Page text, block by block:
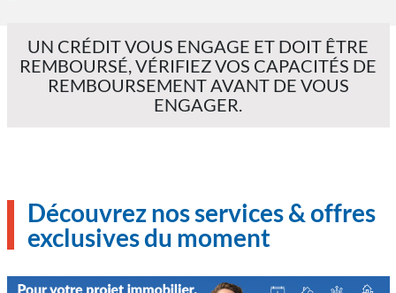
UN CRÉDIT VOUS ENGAGE ET DOIT ÊTRE
REMBOURSÉ, VÉRIFIEZ VOS CAPACITÉS DE
REMBOURSEMENT AVANT DE VOUS
ENGAGER.
Découvrez nos services & offres
exclusives du moment